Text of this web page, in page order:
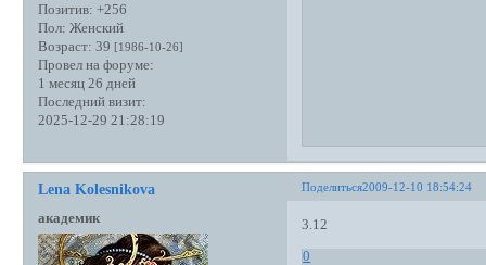
Позитив: +256
Пол: Женский
Возраст: 39 [1986-10-26]
Провел на форуме:
1 месяц 26 дней
Последний визит:
2025-12-29 21:28:19
Поделиться2009-12-10 18:54:24
Lena Kolesnikova
академик 3.12
0